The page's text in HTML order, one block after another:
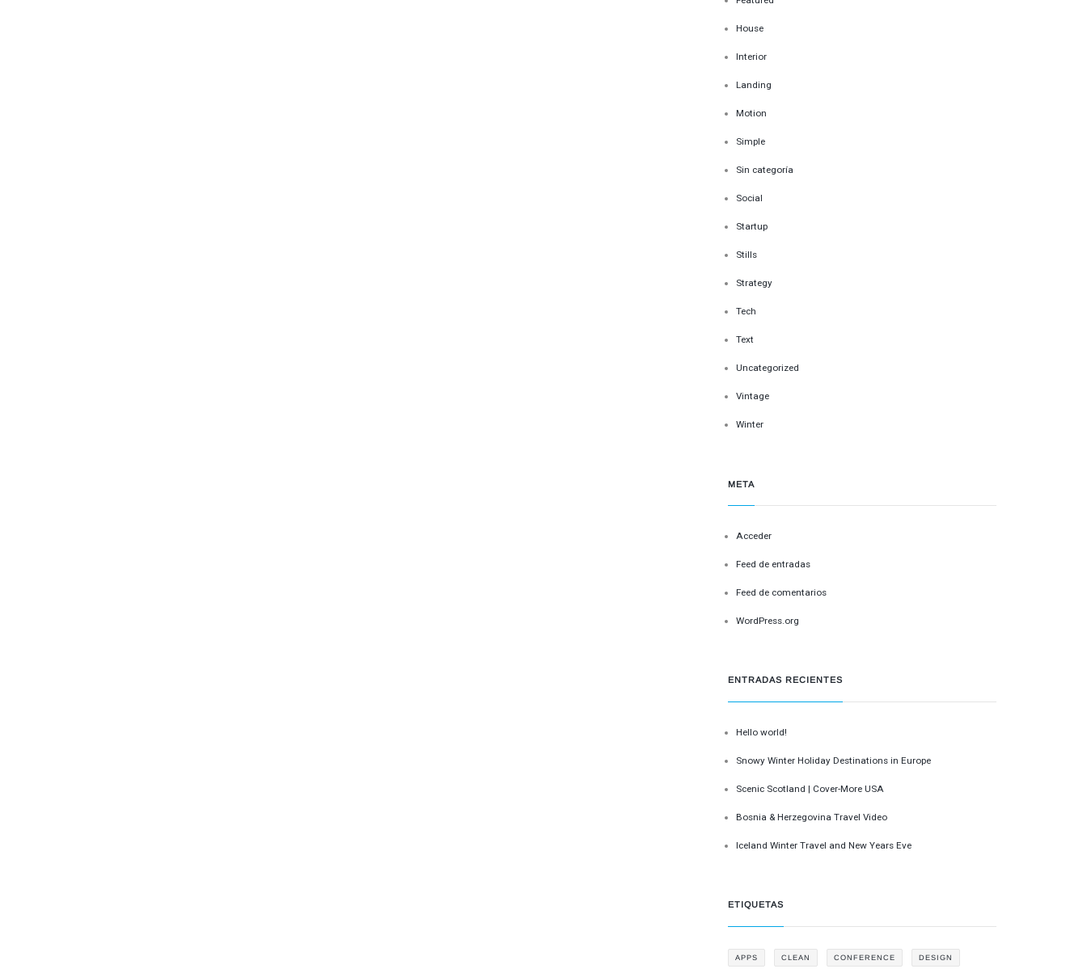
House
Interior
Landing
Motion
Simple
Sin categoría
Social
Startup
Stills
Strategy
Tech
Text
Uncategorized
Vintage
Winter
META
Acceder
Feed de entradas
Feed de comentarios
WordPress.org
ENTRADAS RECIENTES
Hello world!
Snowy Winter Holiday Destinations in Europe
Scenic Scotland | Cover-More USA
Bosnia & Herzegovina Travel Video
Iceland Winter Travel and New Years Eve
ETIQUETAS
APPS CLEAN CONFERENCE DESIGN